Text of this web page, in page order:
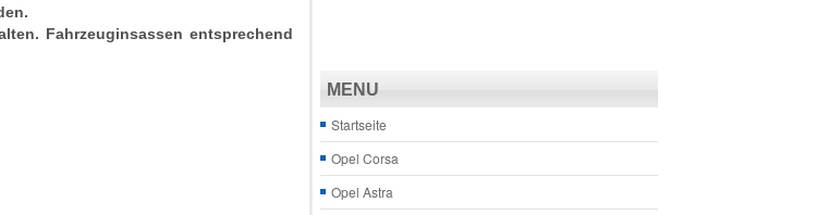
Fahrzeuginsassen entsprechend
MENU
Startseite
Opel Corsa
Opel Astra